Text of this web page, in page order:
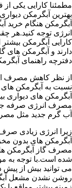
مطمئنا کارایی یکی
بهترین آبگرمکن
انرژی توجه کنید.هر
دفترچه راهنمای
از نظر کاهش مصرف
نسبت به آبگرمکن
مصرف انرژی صرفه
آب گرم جدید مثل
زیرا انرژی زیادی
آبگرمکن های بدون
مصرف گاز آبگرمکن
شده است.با توجه به
می توانید بیش از پیش
روشن نشدن مشعل